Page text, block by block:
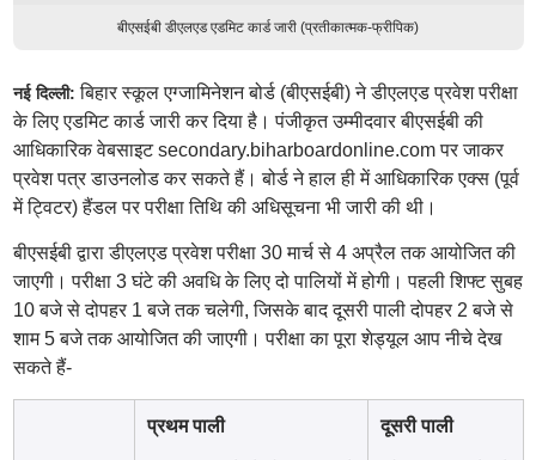
बीएसईबी डीएलएड एडमिट कार्ड जारी (प्रतीकात्मक-फ्रीपिक)
नई दिल्ली: बिहार स्कूल एग्जामिनेशन बोर्ड (बीएसईबी) ने डीएलएड प्रवेश परीक्षा
के लिए एडमिट कार्ड जारी कर दिया है। पंजीकृत उम्मीदवार बीएसईबी की
आधिकारिक वेबसाइट secondary.biharboardonline.com पर जाकर
प्रवेश पत्र डाउनलोड कर सकते हैं। बोर्ड ने हाल ही में आधिकारिक एक्स (पूर्व
में ट्विटर) हैंडल पर परीक्षा तिथि की अधिसूचना भी जारी की थी।
बीएसईबी द्वारा डीएलएड प्रवेश परीक्षा 30 मार्च से 4 अप्रैल तक आयोजित की
जाएगी। परीक्षा 3 घंटे की अवधि के लिए दो पालियों में होगी। पहली शिफ्ट सुबह
10 बजे से दोपहर 1 बजे तक चलेगी, जिसके बाद दूसरी पाली दोपहर 2 बजे से
शाम 5 बजे तक आयोजित की जाएगी। परीक्षा का पूरा शेड्यूल आप नीचे देख
सकते हैं-
प्रथम पाली दूसरी पाली